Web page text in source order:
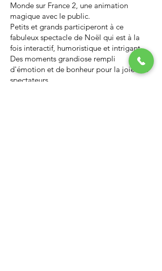
Monde sur France 2, une animation
magique avec le public.
Petits et grands participeront à ce
fabuleux spectacle de Noël qui est à la
fois interactif, humoristique et intrigant.
Des moments grandiose rempli
d'émotion et de bonheur pour la joie des
spectateurs.